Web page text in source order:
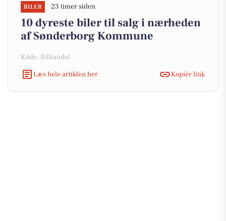
BILER 23 timer siden
10 dyreste biler til salg i nærheden
af Sønderborg Kommune
Kilde: Bilhandel
Læs hele artiklen her
Kopiér link